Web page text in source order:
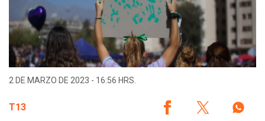
2 DE MARZO DE 2023 - 16:56 HRS.
T13